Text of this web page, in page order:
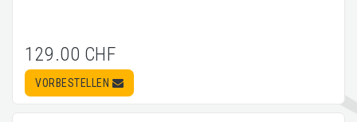
129.00 CHF
VORBESTELLEN